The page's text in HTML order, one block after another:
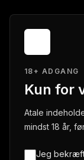
18+ ADGANG
Kun for
Atale
mindst 18 år,
Jeg